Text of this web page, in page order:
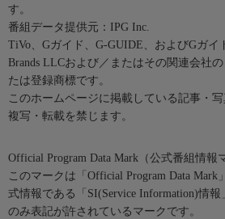
す。
番組データ提供元：IPG Inc.
TiVo、Gガイド、G-GUIDE、およびGガイ
Brands LLCおよび／またはその関連会社
たは登録商標です。
このホームページに掲載している記事・
複写・転載を禁じます。
Official Program Data Mark（公式番組情報
このマークは「Official Program Data
式情報である「SI(Service Information)情
のみ表記が許されているマークです。